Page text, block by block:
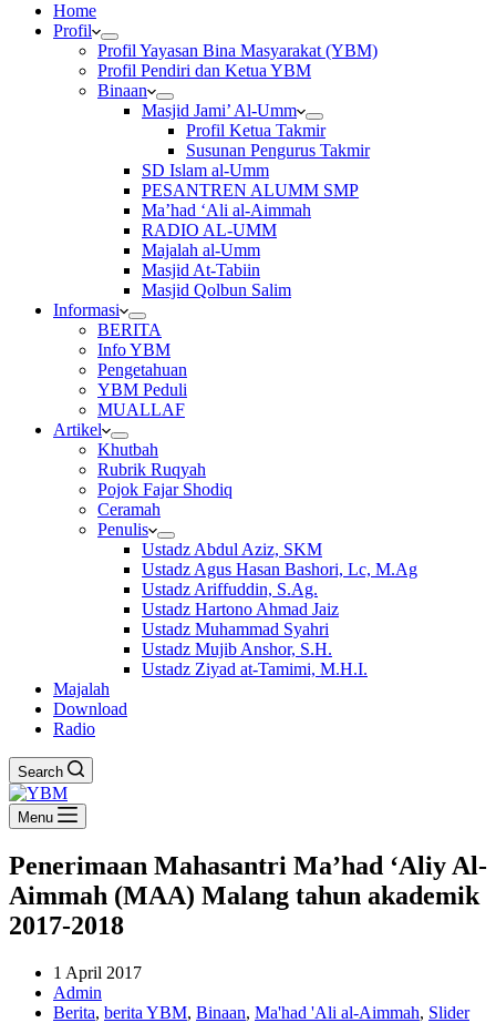
Home
Profil
Profil Yayasan Bina Masyarakat (YBM)
Profil Pendiri dan Ketua YBM
Binaan
Masjid Jami’ Al-Umm
Profil Ketua Takmir
Susunan Pengurus Takmir
SD Islam al-Umm
PESANTREN ALUMM SMP
Ma’had ‘Ali al-Aimmah
RADIO AL-UMM
Majalah al-Umm
Masjid At-Tabiin
Masjid Qolbun Salim
Informasi
BERITA
Info YBM
Pengetahuan
YBM Peduli
MUALLAF
Artikel
Khutbah
Rubrik Ruqyah
Pojok Fajar Shodiq
Ceramah
Penulis
Ustadz Abdul Aziz, SKM
Ustadz Agus Hasan Bashori, Lc, M.Ag
Ustadz Ariffuddin, S.Ag.
Ustadz Hartono Ahmad Jaiz
Ustadz Muhammad Syahri
Ustadz Mujib Anshor, S.H.
Ustadz Ziyad at-Tamimi, M.H.I.
Majalah
Download
Radio
Search
Menu
Penerimaan Mahasantri Ma’had ‘Aliy Al-
Aimmah (MAA) Malang tahun akademik
2017-2018
1 April 2017
Admin
Berita, berita YBM, Binaan, Ma'had 'Ali al-Aimmah, Slider